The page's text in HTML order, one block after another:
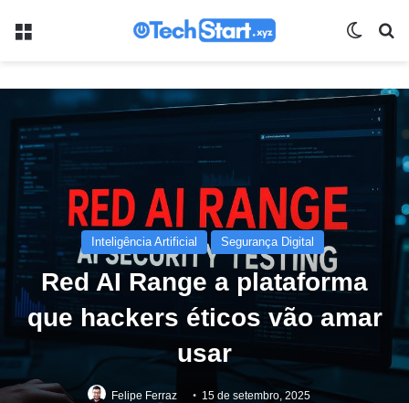
Menu
Inteligência Artificial Segurança Digital
Red AI Range a plataforma
que hackers éticos vão amar
usar
Felipe Ferraz 15 de setembro, 2025